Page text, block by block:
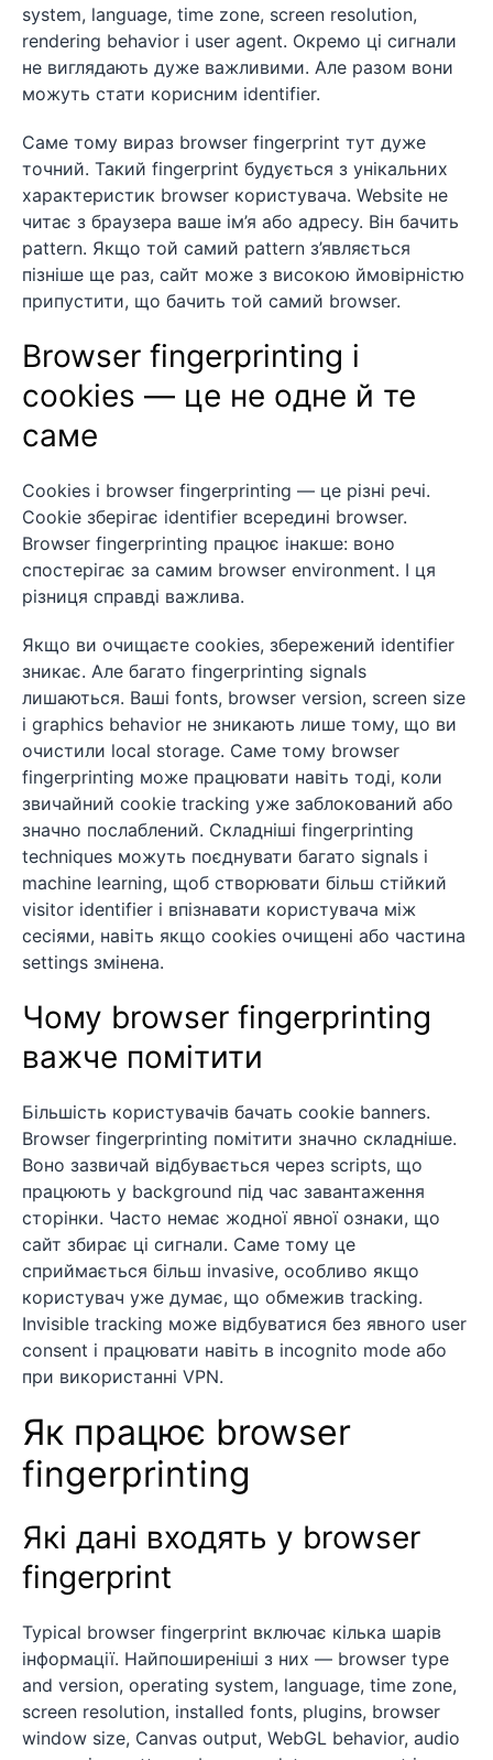
system, language, time zone, screen resolution,
rendering behavior і user agent. Окремо ці сигнали
не виглядають дуже важливими. Але разом вони
можуть стати корисним identifier.
Саме тому вираз browser fingerprint тут дуже
точний. Такий fingerprint будується з унікальних
характеристик browser користувача. Website не
читає з браузера ваше ім’я або адресу. Він бачить
pattern. Якщо той самий pattern з’являється
пізніше ще раз, сайт може з високою ймовірністю
припустити, що бачить той самий browser.
Browser fingerprinting і
cookies — це не одне й те
саме
Cookies і browser fingerprinting — це різні речі.
Cookie зберігає identifier всередині browser.
Browser fingerprinting працює інакше: воно
спостерігає за самим browser environment. І ця
різниця справді важлива.
Якщо ви очищаєте cookies, збережений identifier
зникає. Але багато fingerprinting signals
лишаються. Ваші fonts, browser version, screen size
і graphics behavior не зникають лише тому, що ви
очистили local storage. Саме тому browser
fingerprinting може працювати навіть тоді, коли
звичайний cookie tracking уже заблокований або
значно послаблений. Складніші fingerprinting
techniques можуть поєднувати багато signals і
machine learning, щоб створювати більш стійкий
visitor identifier і впізнавати користувача між
сесіями, навіть якщо cookies очищені або частина
settings змінена.
Чому browser fingerprinting
важче помітити
Більшість користувачів бачать cookie banners.
Browser fingerprinting помітити значно складніше.
Воно зазвичай відбувається через scripts, що
працюють у background під час завантаження
сторінки. Часто немає жодної явної ознаки, що
сайт збирає ці сигнали. Саме тому це
сприймається більш invasive, особливо якщо
користувач уже думає, що обмежив tracking.
Invisible tracking може відбуватися без явного user
consent і працювати навіть в incognito mode або
при використанні VPN.
Як працює browser
fingerprinting
Які дані входять у browser
fingerprint
Typical browser fingerprint включає кілька шарів
інформації. Найпоширеніші з них — browser type
and version, operating system, language, time zone,
screen resolution, installed fonts, plugins, browser
window size, Canvas output, WebGL behavior, audio